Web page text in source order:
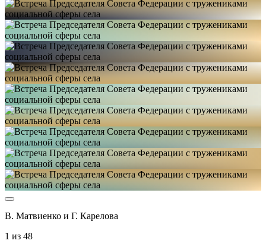
В. Матвиенко и Г. Карелова
1 из 48